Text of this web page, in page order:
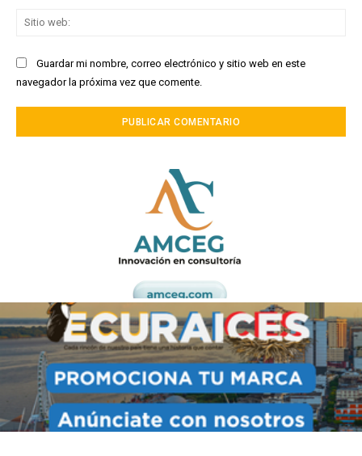
Guardar mi nombre, correo electrónico y sitio web en este
navegador la próxima vez que comente.